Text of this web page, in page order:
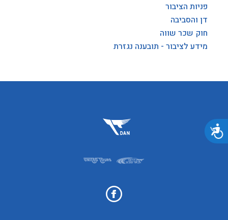
נגישות
פניות הציבור
דן והסביבה
חוק שכר שווה
מידע לציבור - תובענה נגזרת